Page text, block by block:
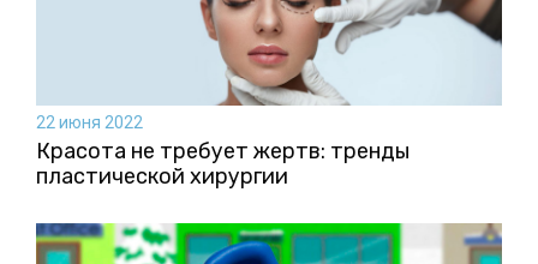
22 июня 2022
Красота не требует жертв: тренды
пластической хирургии